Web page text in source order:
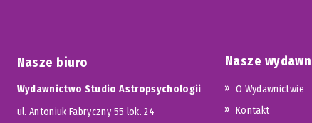
Nasze biuro
Wydawnictwo Studio Astropsychologii
ul. Antoniuk Fabryczny 55 lok. 24
Nasze
O Wydawnictwie
Kontakt